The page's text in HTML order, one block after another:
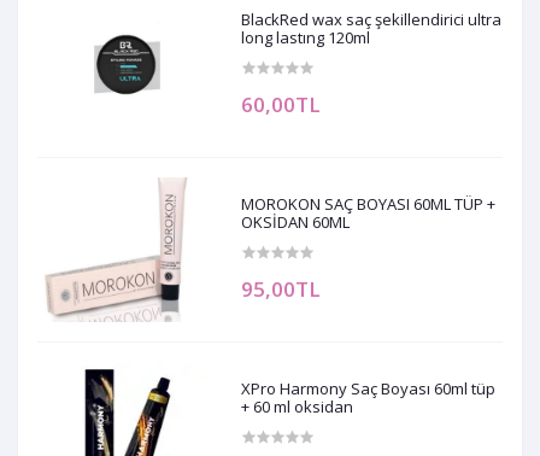
BlackRed wax saç şekillendirici ultra
long lastıng 120ml
60,00TL
MOROKON SAÇ BOYASI 60ML TÜP +
OKSİDAN 60ML
95,00TL
XPro Harmony Saç Boyası 60ml tüp
+ 60 ml oksidan